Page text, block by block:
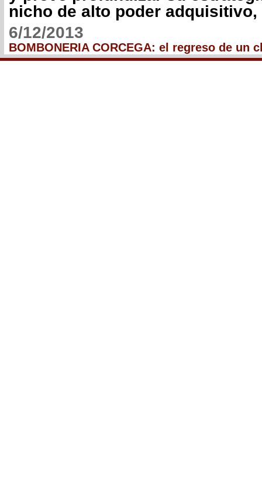
nicho de alto poder adquisitivo,
6/12/2013
BOMBONERIA CORCEGA: el regreso de un